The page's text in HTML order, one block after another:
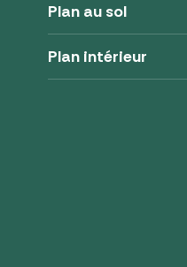
Plan au sol
Plan intérieur